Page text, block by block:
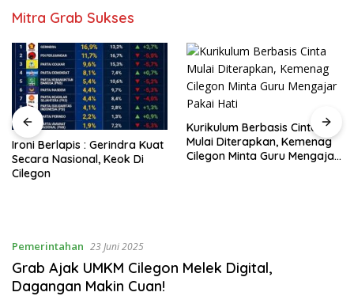
Mitra Grab Sukses
Ironi Berlapis : Gerindra Kuat
Secara Nasional, Keok Di
Cilegon
Kurikulum Berbasis Cinta
Mulai Diterapkan, Kemenag
Cilegon Minta Guru Mengajar
Pemerintahan 23 Juni 2025
Grab Ajak UMKM Cilegon Melek Digital,
Dagangan Makin Cuan!